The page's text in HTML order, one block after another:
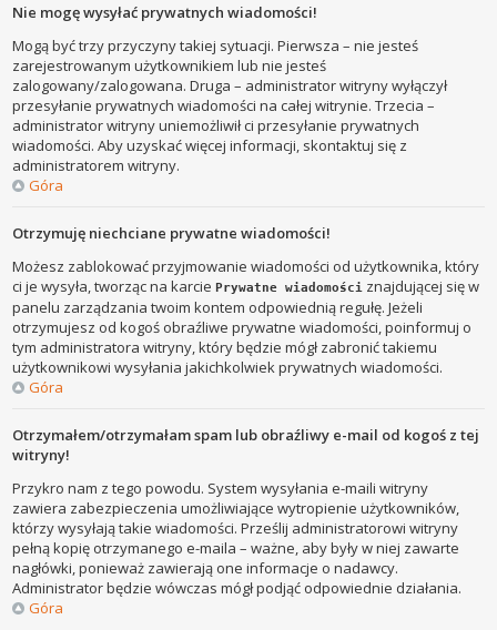
Nie mogę wysyłać prywatnych wiadomości!
Mogą być trzy przyczyny takiej sytuacji. Pierwsza – nie jesteś
zarejestrowanym użytkownikiem lub nie jesteś
zalogowany/zalogowana. Druga – administrator witryny wyłączył
przesyłanie prywatnych wiadomości na całej witrynie. Trzecia –
administrator witryny uniemożliwił ci przesyłanie prywatnych
wiadomości. Aby uzyskać więcej informacji, skontaktuj się z
administratorem witryny.
Góra
Otrzymuję niechciane prywatne wiadomości!
Możesz zablokować przyjmowanie wiadomości od użytkownika, który
ci je wysyła, tworząc na karciePrywatne wiadomości znajdującej się w
panelu zarządzania twoim kontem odpowiednią regułę. Jeżeli
otrzymujesz od kogoś obraźliwe prywatne wiadomości, poinformuj o
tym administratora witryny, który będzie mógł zabronić takiemu
użytkownikowi wysyłania jakichkolwiek prywatnych wiadomości.
Góra
Otrzymałem/otrzymałam spam lub obraźliwy e-mail od kogoś z tej
witryny!
Przykro nam z tego powodu. System wysyłania e-maili witryny
zawiera zabezpieczenia umożliwiające wytropienie użytkowników,
którzy wysyłają takie wiadomości. Prześlij administratorowi witryny
pełną kopię otrzymanego e-maila – ważne, aby były w niej zawarte
nagłówki, ponieważ zawierają one informacje o nadawcy.
Administrator będzie wówczas mógł podjąć odpowiednie działania.
Góra